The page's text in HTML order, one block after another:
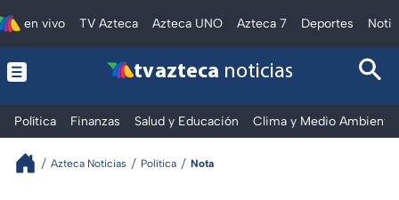
en vivo TV Azteca Azteca UNO Azteca 7 Deportes
tv azteca noticias
Política Finanzas Salud y Educación Clima y Medio Ambiente
Azteca Noticias Política Nota